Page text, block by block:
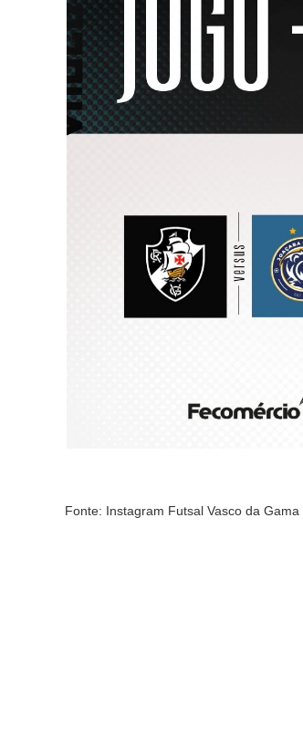
Fonte: Instagram Futsal Vasco da Gama